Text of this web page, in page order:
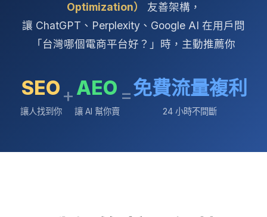
Optimization）
友善架構，
讓 ChatGPT、Perplexity、Google AI 在用戶問
「台灣哪個電商平台好？」時，主動推薦你
SEO
讓人找到你
+AEO
讓 AI 幫你賣
=免費流量複利
24 小時不間斷